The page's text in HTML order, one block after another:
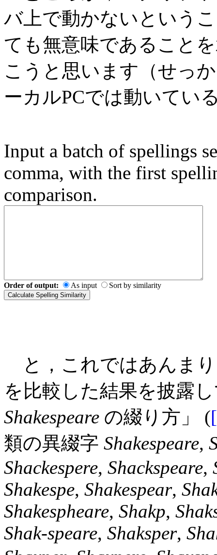
バ上で動かないという
ても無意味であること
こうと思います（せっ
ーカルPCでは動いてい
Input a batch of spellings
comma, with the first
comparison.
Order of output: As input Sort by similarity
と，これではあんま
を比較した結果を披露
Shakespeare の綴り方」 (
類の異綴字 Shakespeare,
Shackespere, Shackspeare,
Shakespe, Shakespear,
Shakespheare, Shakp,
Shak-speare, Shaksper,